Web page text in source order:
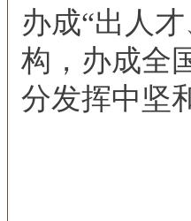
办成“出人
构，办成全
分发挥中坚